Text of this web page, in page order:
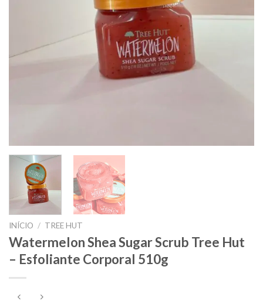
INÍCIO / TREE HUT
Watermelon Shea Sugar Scrub Tree Hut
– Esfoliante Corporal 510g